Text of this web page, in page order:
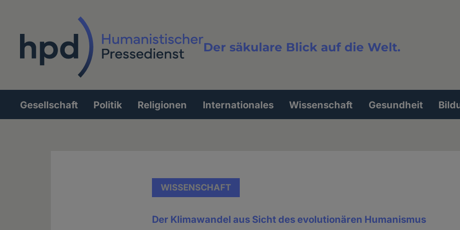
Der säkulare Blick auf die Welt.
Volltextsuche
Hauptnavigation
Gesellschaft Politik Religionen Internationales Wissenschaft Gesundheit
WISSENSCHAFT
Der Klimawandel aus Sicht des evolutionären Humanismus